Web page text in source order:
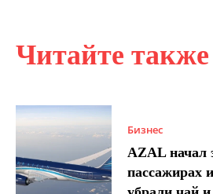
Читайте также
Бизнес
AZAL начал
пассажирах